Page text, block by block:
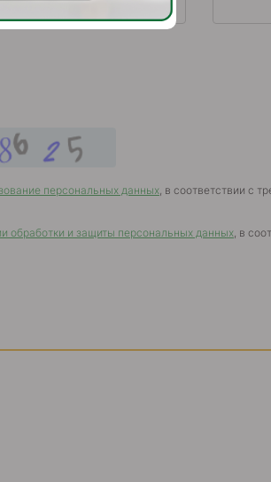
персональных данных, в соответствии с
обработки и защиты персональных данных, в